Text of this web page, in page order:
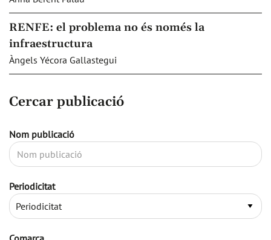
RENFE: el problema no és només la
infraestructura
Àngels Yécora Gallastegui
Cercar publicació
Nom publicació
Periodicitat